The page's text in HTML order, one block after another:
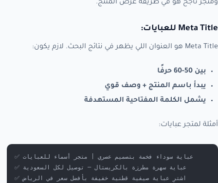
ومتجر ناجح هو في طريقة عرض المنتج.
Meta Title للعبايات:
Meta Title هو العنوان اللي يظهر في نتائج البحث. لازم يكون:
بين 50-60 حرفًا
يبدأ باسم المنتج + وصف قوي
يشمل الكلمة المفتاحية المستهدفة
أمثلة لمتجر عبايات:
✅ عباية سوداء فخمة بتصميم عصري | متجر أسماء للعبايات
✅ عباية سهرة مطرزة بالكريستال — توصيل لكل السعودية
✅ اشترِ عباية صيفية قطنية خفيفة بأفضل سعر في الرياض